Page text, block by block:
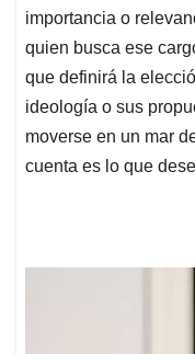
importancia o
quien busca ese
que definirá la
ideología o sus
moverse en un mar
cuenta es lo que